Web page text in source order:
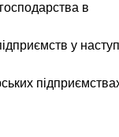
в
у